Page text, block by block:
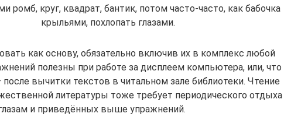
ромб, круг, квадрат, бантик, потом часто-часто, как бабочка
крыльями, похлопать глазами.
как основу, обязательно включив их в комплекс любой
полезны при работе за дисплеем компьютера, или, что
вычитки текстов в читальном зале библиотеки. Чтение
литературы тоже требует периодического отдыха
и приведённых выше упражнений.